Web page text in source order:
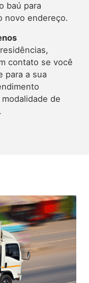
baú para
novo endereço.
contato se você
para a sua
de